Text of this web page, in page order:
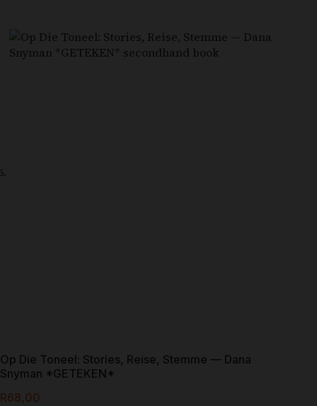
Op Die Toneel: Stories, Reise, Stemme — Dana
Snyman *GETEKEN*
R68,00